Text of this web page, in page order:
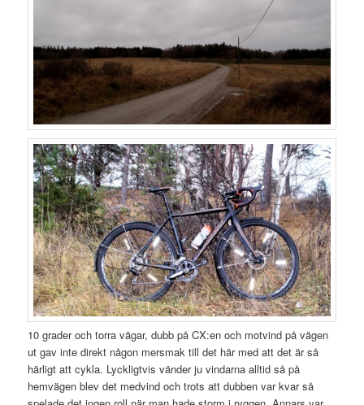
10 grader och torra vägar, dubb på CX:en och motvind på vägen
ut gav inte direkt någon mersmak till det här med att det är så
härligt att cykla. Lyckligtvis vänder ju vindarna alltid så på
hemvägen blev det medvind och trots att dubben var kvar så